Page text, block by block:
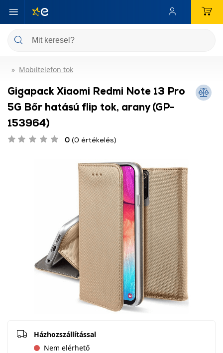
Mobiltelefon tok
Gigapack Xiaomi Redmi Note 13 Pro
5G Bőr hatású flip tok, arany (GP-
153964)
0 (0 értékelés)
Házhozszállítással
Nem elérhető